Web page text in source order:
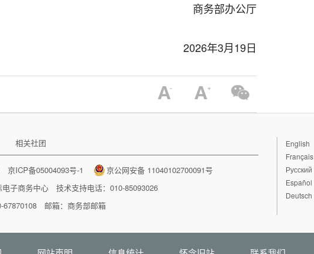
商务部办公厅
2026年3月19日
相关社团
京ICP备05004093号-1
京公网安备 11040102700091号
电子商务中心 技术支持电话：010-85093026
67870108 邮箱：商务部邮箱
English
Français
Русский
Español
Deutsch